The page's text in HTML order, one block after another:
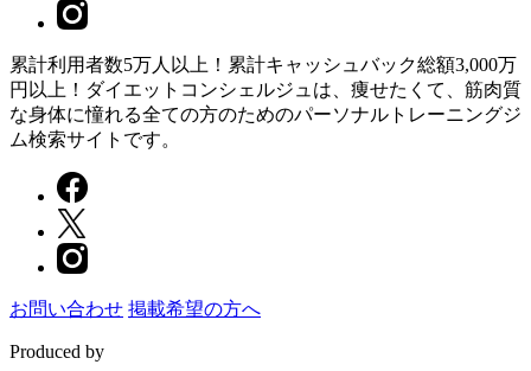
累計利用者数5万人以上！累計キャッシュバック総額3,000万
円以上！ダイエットコンシェルジュは、痩せたくて、筋肉質
な身体に憧れる全ての方のためのパーソナルトレーニングジ
ム検索サイトです。
お問い合わせ 掲載希望の方へ
Produced by